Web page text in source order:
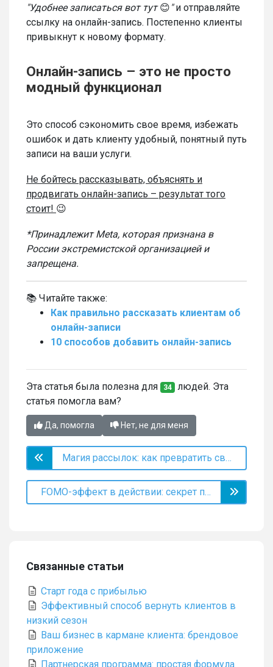
"Удобнее записаться вот тут😊 "и отправляйте
ссылку на онлайн-запись. Постепенно клиенты
привыкнут к новому формату.
Онлайн-запись – это не просто
модный функционал
Это способ сэкономить свое время, избежать
ошибок и дать клиенту удобный, понятный путь
записи на ваши услуги.
Не бойтесь рассказывать, объяснять и
продвигать онлайн-запись – результат того
стоит! 😉
*Принадлежит Meta, которая признана в
России экстремистской организацией и
запрещена.
📚 Читайте также:
Как правильно рассказать клиентам об
онлайн-записи
10 способов добавить онлайн-запись
Эта статья была полезна для 34 людей. Эта
статья помогла вам?
Да, помогла Нет, не для меня
Магия рассылок: как превратить свободное окно в запись
FOMO-эффект в действии: секрет продающей акции
Связанные статьи
Старт года с прибылью
Эффективный способ вернуть клиентов в
низкий сезон
Ваш бизнес в кармане клиента: брендовое
приложение
Партнерская программа: простая формула